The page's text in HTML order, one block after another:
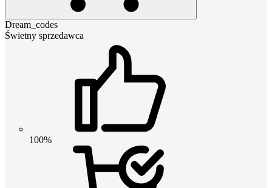
Dream_codes
Świetny sprzedawca
100%